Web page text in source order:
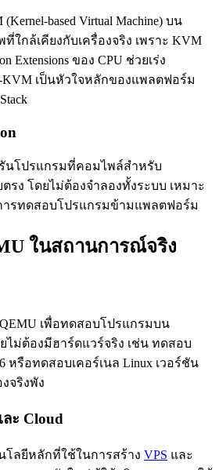
based Virtual Machine) บน
ใกล้เคียงกับเครื่องจริง เพราะ KVM
Extensions ของ CPU ช่วยเร่ง
KVM เป็นหัวใจหลักของแพลตฟอร์ม
นโปรแกรมที่คอมไพล์สำหรับ
รง โดยไม่ต้องจำลองทั้งระบบ เหมาะ
รทดสอบโปรแกรมข้ามแพลตฟอร์ม
ในสถานการณ์จริง
เพื่อทดสอบโปรแกรมบน
ไม่ต้องมีฮาร์ดแวร์จริง เช่น ทดสอบ
หรือทดสอบเคอร์เนล Linux เวอร์ชัน
จริงพัง
ะ Cloud
โลยีหลักที่ใช้ในการสร้าง VPS และ